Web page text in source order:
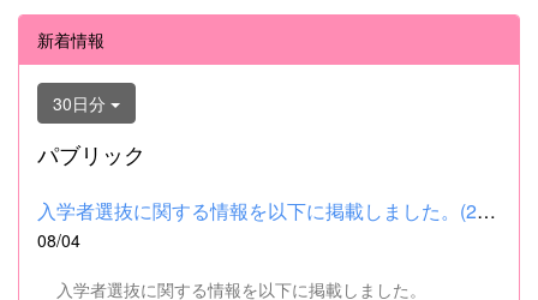
新着情報
30日分
パブリック
入学者選抜に関する情報を以下に掲載しました。(2026.8.4) ■令和...
08/04
入学者選抜に関する情報を以下に掲載しました。